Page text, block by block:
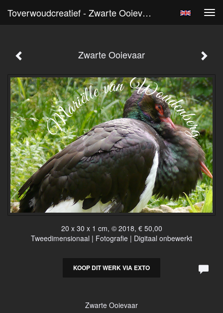
Toverwoudcreatief - Zwarte Ooievaar
Zwarte Ooievaar
20 x 30 x 1 cm, © 2018, € 50,00
Tweedimensionaal | Fotografie | Digitaal onbewerkt
KOOP DIT WERK VIA EXTO
Zwarte Ooievaar